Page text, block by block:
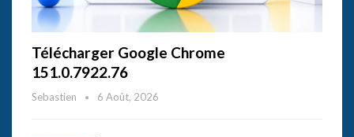
Télécharger Google Chrome
151.0.7922.76
Sebastien 6 Août, 2026